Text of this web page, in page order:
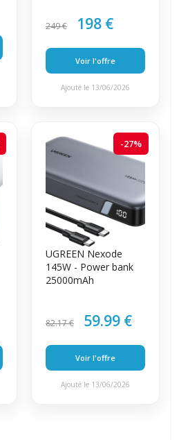
249 € 198 €
Voir l'offre
Ajouté le 13/06/2026
-27%
UGREEN Nexode
145W - Power bank
25000mAh
82.17 € 59.99 €
Voir l'offre
Ajouté le 13/06/2026